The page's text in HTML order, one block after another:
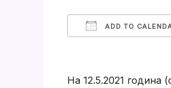
ADD TO
На 12.5.2021 година